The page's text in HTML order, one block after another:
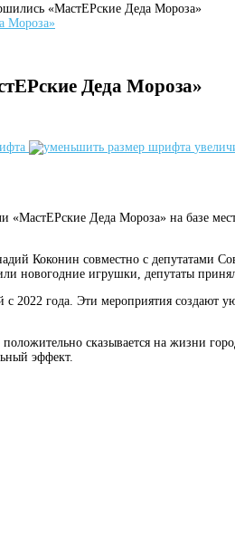
«МастЕРские Деда Мороза»
Деда Мороза»
«МастЕРские Деда Мороза» на базе
Коконин совместно с депутатами
новогодние игрушки, депутаты
с 2022 года. Эти мероприятия
сказывается на жизни
эффект.